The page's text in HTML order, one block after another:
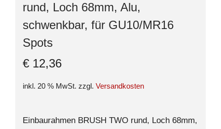
rund, Loch 68mm, Alu,
schwenkbar, für GU10/MR16
Spots
€ 12,36
inkl. 20 % MwSt. zzgl. Versandkosten
Einbaurahmen BRUSH TWO rund, Loch 68mm,